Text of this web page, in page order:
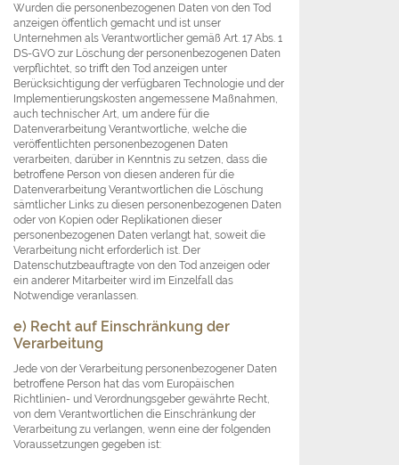
Wurden die personenbezogenen Daten von den Tod
anzeigen öffentlich gemacht und ist unser
Unternehmen als Verantwortlicher gemäß Art. 17 Abs. 1
DS-GVO zur Löschung der personenbezogenen Daten
verpflichtet, so trifft den Tod anzeigen unter
Berücksichtigung der verfügbaren Technologie und der
Implementierungskosten angemessene Maßnahmen,
auch technischer Art, um andere für die
Datenverarbeitung Verantwortliche, welche die
veröffentlichten personenbezogenen Daten
verarbeiten, darüber in Kenntnis zu setzen, dass die
betroffene Person von diesen anderen für die
Datenverarbeitung Verantwortlichen die Löschung
sämtlicher Links zu diesen personenbezogenen Daten
oder von Kopien oder Replikationen dieser
personenbezogenen Daten verlangt hat, soweit die
Verarbeitung nicht erforderlich ist. Der
Datenschutzbeauftragte von den Tod anzeigen oder
ein anderer Mitarbeiter wird im Einzelfall das
Notwendige veranlassen.
e) Recht auf Einschränkung der
Verarbeitung
Jede von der Verarbeitung personenbezogener Daten
betroffene Person hat das vom Europäischen
Richtlinien- und Verordnungsgeber gewährte Recht,
von dem Verantwortlichen die Einschränkung der
Verarbeitung zu verlangen, wenn eine der folgenden
Voraussetzungen gegeben ist: